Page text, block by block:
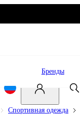
Бренды
Спортивная одежда